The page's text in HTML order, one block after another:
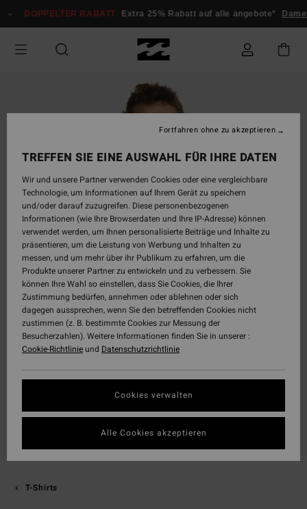
zur
springen
DOPPELTER RABATT Extra 25% Rabatt auf alle angebote* Damen
T-Shirts
TREFFEN SIE EINE AUSWAHL FÜR IHRE DATEN
Wir und unsere Partner verwenden Cookies oder eine vergleichbare
Technologie, um Informationen auf Ihrem Gerät zu speichern
und/oder darauf zuzugreifen. Diese personenbezogenen
Informationen (wie Ihre Browserdaten und Ihre IP-Adresse) können
verwendet werden, um Ihnen personalisierte Beiträge und Inhalte zu
präsentieren, um die Leistung von Werbung und Inhalten zu
messen, und um mehr über ihr Publikum zu erfahren, um die
Produkte unserer Partner zu entwickeln und zu verbessern. Sie
können Ihre Wahl so einstellen, dass Sie Cookies, die Ihrer
Zustimmung bedürfen, annehmen oder ablehnen oder sich
dagegen aussprechen, wenn Sie den betreffenden Cookies nicht
zustimmen (z. B. bestimmte Cookies zur Messung der
Besucherzahlen). Weitere Informationen finden Sie in unserer :
Cookie-Richtlinieund Datenschutzrichtlinie
Cookies verwalten
Fortfahren ohne zu akzeptieren
Alle Cookies akzeptieren